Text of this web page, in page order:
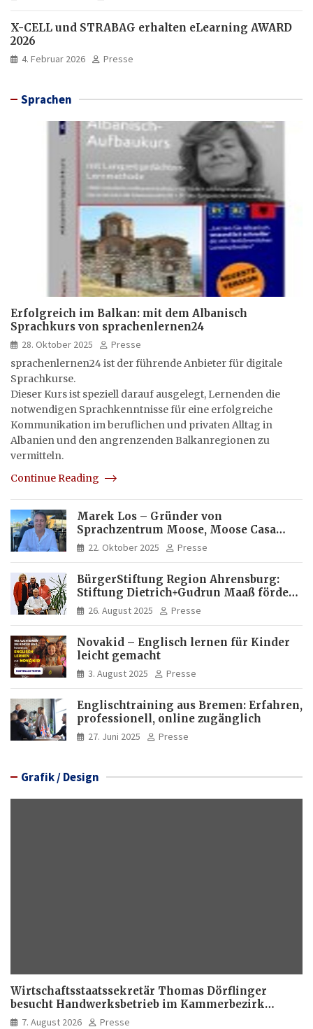
X-CELL und STRABAG erhalten eLearning AWARD
2026
4. Februar 2026 Presse
Sprachen
Erfolgreich im Balkan: mit dem Albanisch
Sprachkurs von sprachenlernen24
28. Oktober 2025
Presse
sprachenlernen24 ist der führende Anbieter für digitale
Sprachkurse.
Dieser Kurs ist speziell darauf ausgelegt, Lernenden die
notwendigen Sprachkenntnisse für eine erfolgreiche
Kommunikation im beruflichen und privaten Alltag in
Albanien und den angrenzenden Balkanregionen zu
vermitteln.
Continue Reading
Marek Los – Gründer von
Sprachzentrum Moose, Moose Casa
Italia und Apartamento Brasil |
Internationaler Experte für Bildung
22. Oktober 2025 Presse
BürgerStiftung Region Ahrensburg:
Stiftung Dietrich+Gudrun Maaß fördert
Deutschkenntnisse von Frauen
26. August 2025 Presse
Novakid – Englisch lernen für Kinder
leicht gemacht
3. August 2025 Presse
Englischtraining aus Bremen: Erfahren,
professionell, online zugänglich
27. Juni 2025 Presse
Grafik / Design
Wirtschaftsstaatssekretär Thomas Dörflinger
besucht Handwerksbetrieb im Kammerbezirk
Freiburg
7. August 2026
Presse